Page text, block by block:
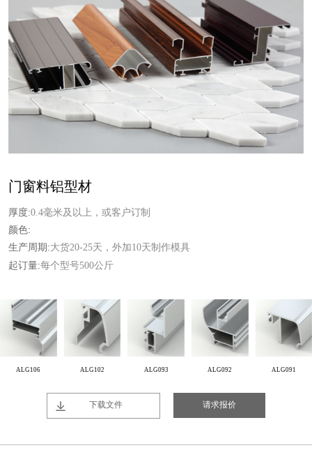
门窗料铝型材
厚度:0.4毫米及以上，或客户订制
颜色:
生产周期:大货20-25天，外加10天制作模具
起订量:每个型号500公斤
ALG106 ALG102 ALG093 ALG092 ALG091
下载文件 请求报价